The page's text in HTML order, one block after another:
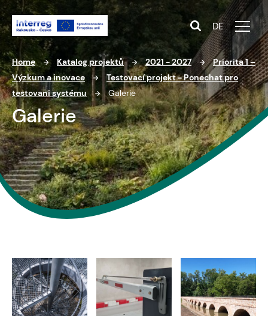
DE
Home Katalog projektů 2021 - 2027
Priorita 1 –
Výzkum a inovace
Testovací projekt - Ponechat pro
testovani systému
Galerie
Galerie